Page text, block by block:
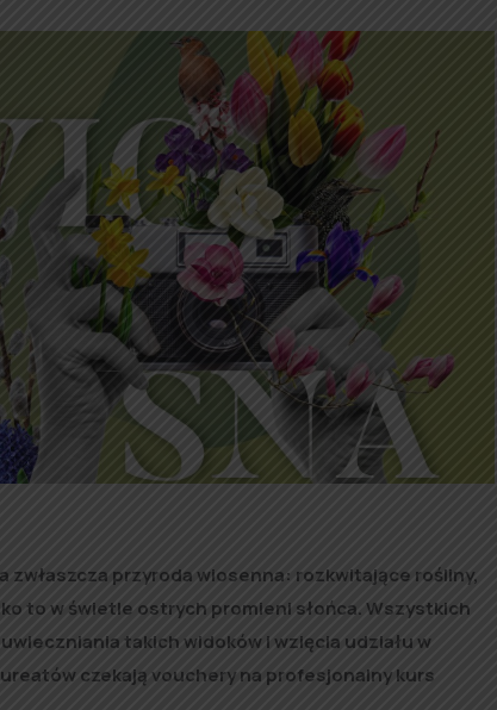
przyroda wiosenna: rozkwitające rośliny,
to w świetle ostrych promieni słońca. Wszystkich
takich widoków i wzięcia udziału w
czekają vouchery na profesjonalny kurs